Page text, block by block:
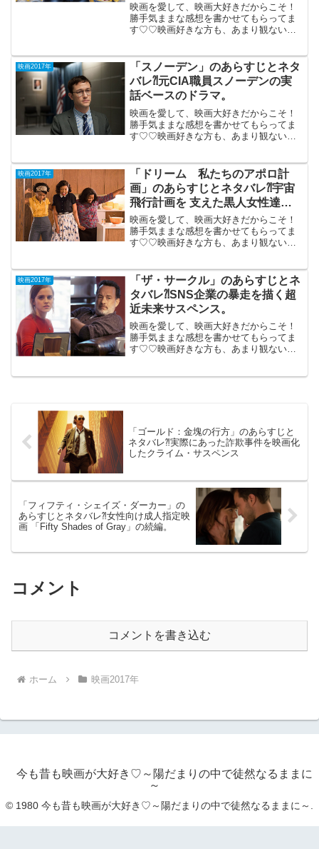
映画を愛して、映画大好きだからこそ！
勝手気ままな感想を書かせてもらってま
す♡♡映画好きな方も、あまり観ない方
21日公開（90分）怪盗グルー・シリーズ
第三弾...
映画2017年
「スノーデン」のあらすじとネタ
バレ⁈元CIA職員スノーデンの実
話ベースのドラマ。
映画を愛して、映画大好きだからこそ！
勝手気ままな感想を書かせてもらってま
す♡♡映画好きな方も、あまり観ない方
分)元CIA職員スノーデンによるアメ...
映画2017年
「ドリーム 私たちのアポロ計
画」のあらすじとネタバレ⁈宇宙
飛行計画を 支えた黒人女性達の
感動ヒューマン・ドラマ。
映画を愛して、映画大好きだからこそ！
勝手気ままな感想を書かせてもらってま
す♡♡映画好きな方も、あまり観ない方
2017年9月公開（127分）NA...
映画2017年
「ザ・サークル」のあらすじとネ
タバレ⁈SNS企業の暴走を描く超
近未来サスペンス。
映画を愛して、映画大好きだからこそ！
勝手気ままな感想を書かせてもらってま
す♡♡映画好きな方も、あまり観ない方
「ゴールド：金塊の行方」のあらすじと
ネタバレ⁈実際にあった詐欺事件を映画化
したクライム・サスペンス
「フィフティ・シェイズ・ダーカー」の
あらすじとネタバレ⁈女性向け成人指定映
画 「Fifty Shades of Gray」の続編。
コメント
コメントを書き込む
ホーム 映画2017年
今も昔も映画が大好き♡～陽だまりの中で徒然なるままに
～
© 1980 今も昔も映画が大好き♡～陽だまりの中で徒然なるままに～.